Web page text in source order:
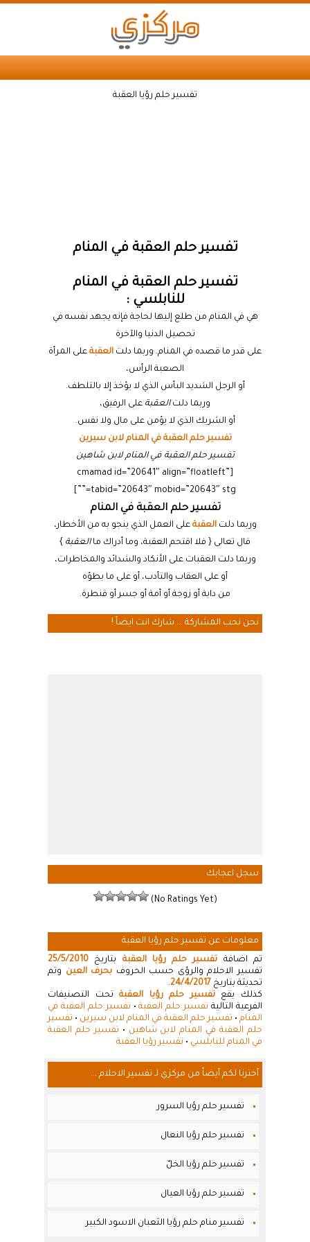
تفسير حلم رؤيا العقبة
تفسير حلم العقبة في المنام
تفسير حلم العقبة في المنام
للنابلسي :
هي في المنام من طلع إليها لحاجة فإنه يجهد نفسه في
تحصيل الدنيا والآخرة
على قدر ما قصده في المنام. وربما دلت العقبة على المرأة
الصعبة الرأس،
أو الرجل الشديد البأس الذي لا يؤخذ إلا بالتلطف.
وربما دلتالعقبة على الرفيق،
أو الشريك الذي لا يؤمن على مال ولا نفس.
تفسير حلم العقبة في المنام لابن سيرين
تفسير حلم العقبة في المنام لابن شاهين
[cmamad id=”20641″ align=”floatleft”
tabid=”20643″ mobid=”20643″ stg=””]
تفسير حلم العقبة في المنام
وربما دلتالعقبة على العمل الذي ينجو به من الأخطار،
قال تعالى { فلا اقتحم العقبة، وما أدراك ماالعقبة }
وربما دلت العقبات على الأنكاد والشدائد والمخاطرات،
أو على العقاب والتأدب، أو على ما بطؤه
من دابة أو زوجة أو أمة أو جسر أو قنطرة.
نحن نحب المشاركة ... شارك انت ايضاً !
سجل اعجابك
(No Ratings Yet)
معلومات عن تفسير حلم رؤيا العقبة
تم اضافة تفسير حلم رؤيا العقبة بتاريخ 25/5/2010
تفسير الاحلام والرؤى حسب الحروف بحرف العين وتم
تحديثة بتاريخ 24/4/2017
.
كذلك يقعتفسير حلم رؤيا العقبةتحت التصنيفات
الفرعية التالية تفسير حلم العقبة• تفسير حلم العقبة في
المنام • تفسير حلم العقبة في المنام لابن سيرين • تفسير
حلم العقبة في المنام لابن شاهين • تفسير حلم العقبة
في المنام للنابلسي • تفسير رؤيا العقبة
أخترنا لكم أيضاً من مركزي لـ تفسير الاحلام ...
تفسير حلم رؤيا السرور
تفسير حلم رؤيا النعال
تفسير حلم رؤيا الخلّ
تفسير حلم رؤيا العيال
تفسير منام حلم رؤيا الثعبان الاسود الكبير